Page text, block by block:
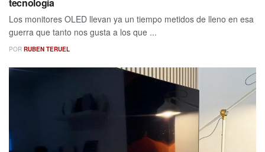
Los monitores OLED llevan ya un tiempo metidos de lleno en esa
guerra que tanto nos gusta a los que ...
POR RUBEN TERUEL